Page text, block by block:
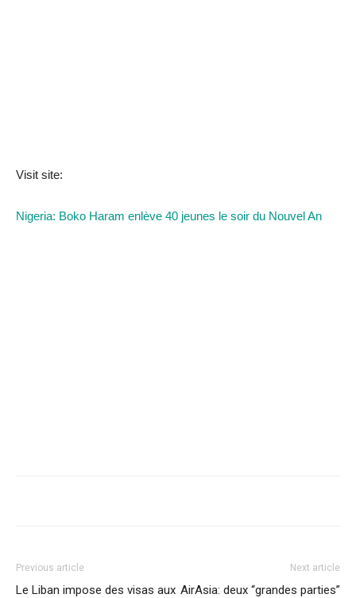
Visit site:
Nigeria: Boko Haram enlève 40 jeunes le soir du Nouvel An
Previous article
Le Liban impose des visas aux
Next article
AirAsia: deux “grandes parties”